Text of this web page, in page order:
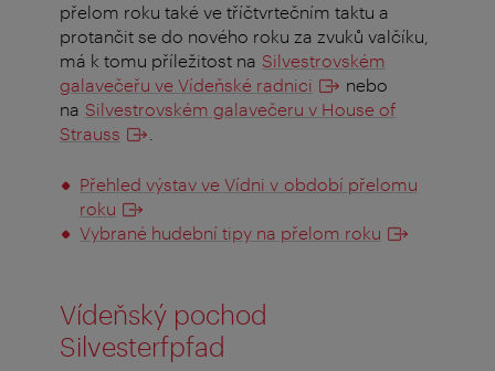
přelom roku také ve tříčtvrtečním taktu a
protančit se do nového roku za zvuků valčíku,
má k tomu příležitost na Silvestrovském
galavečeřu ve Vídeňské radnici
nebo
na Silvestrovském galavečeru v House of
Strauss
Přehled výstav ve Vídni v období přelomu
roku
Vybrané hudební tipy na přelom roku
Vídeňský pochod
Silvesterfpfad